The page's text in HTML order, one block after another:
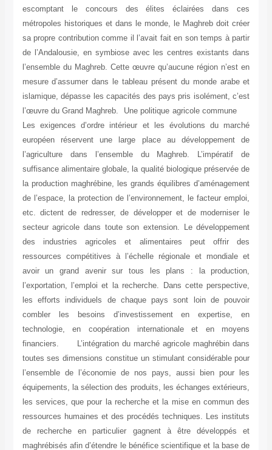
escomptant le concours des élites éclairées dans
métropoles historiques et dans le monde, le Maghreb doit
sa propre contribution comme il l’avait fait en son temps à
de l’Andalousie, en symbiose avec les centres existants
l’ensemble du Maghreb. Cette œuvre qu’aucune région
mesure d’assumer dans le tableau présent du monde
islamique, dépasse les capacités des pays pris isolément,
l’œuvre du Grand Maghreb. Une politique agricole
Les exigences d’ordre intérieur et les évolutions du
européen réservent une large place au
l’agriculture dans l’ensemble du Maghreb.
suffisance alimentaire globale, la qualité biologique
la production maghrébine, les grands équilibres
de l’espace, la protection de l’environnement, le facteur
etc. dictent de redresser, de développer et de
secteur agricole dans toute son extension. Le
des industries agricoles et alimentaires peut offrir
ressources compétitives à l’échelle régionale et
avoir un grand avenir sur tous les plans : la
l’exportation, l’emploi et la recherche. Dans cette
les efforts individuels de chaque pays sont loin de
combler les besoins d’investissement en expertise,
technologie, en coopération internationale et en
financiers. L’intégration du marché agricole maghrébin
toutes ses dimensions constitue un stimulant considérable
l’ensemble de l’économie de nos pays, aussi bien pour
équipements, la sélection des produits, les échanges
les services, que pour la recherche et la mise en commun
ressources humaines et des procédés techniques. Les
de recherche en particulier gagnent à être
maghrébisés afin d’étendre le bénéfice scientifique et la